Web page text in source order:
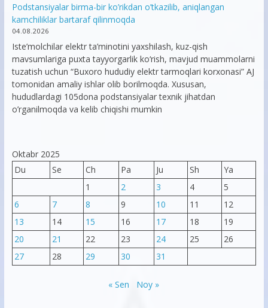
Podstansiyalar birma-bir ko’rikdan o’tkazilib, aniqlangan
kamchiliklar bartaraf qilinmoqda
04.08.2026
Iste’molchilar elektr ta’minotini yaxshilash, kuz-qish
mavsumlariga puxta tayyorgarlik ko‘rish, mavjud muammolarni
tuzatish uchun “Buxoro hududiy elektr tarmoqlari korxonasi” AJ
tomonidan amaliy ishlar olib borilmoqda. Xususan,
hududlardagi 105dona podstansiyalar texnik jihatdan
o’rganilmoqda va kelib chiqishi mumkin
Oktabr 2025
Du
Se Ch Pa Ju Sh
Ya
1
2 3 4
5
6
7 8 9 10 11
12
13
14 15 16 17 18
19
20
21 22 23 24 25
26
27
28 29 30 31
« Sen Noy »